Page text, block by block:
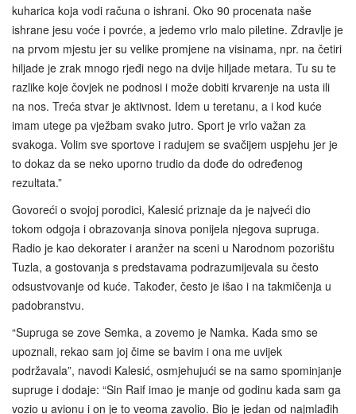
kuharica koja vodi računa o ishrani. Oko 90 procenata naše
ishrane jesu voće i povrće, a jedemo vrlo malo piletine. Zdravlje je
na prvom mjestu jer su velike promjene na visinama, npr. na četiri
hiljade je zrak mnogo rjeđi nego na dvije hiljade metara. Tu su te
razlike koje čovjek ne podnosi i može dobiti krvarenje na usta ili
na nos. Treća stvar je aktivnost. Idem u teretanu, a i kod kuće
imam utege pa vježbam svako jutro. Sport je vrlo važan za
svakoga. Volim sve sportove i radujem se svačijem uspjehu jer je
to dokaz da se neko uporno trudio da dođe do određenog
rezultata.”
Govoreći o svojoj porodici, Kalesić priznaje da je najveći dio
tokom odgoja i obrazovanja sinova ponijela njegova supruga.
Radio je kao dekorater i aranžer na sceni u Narodnom pozorištu
Tuzla, a gostovanja s predstavama podrazumijevala su često
odsustvovanje od kuće. Također, često je išao i na takmičenja u
padobranstvu.
“Supruga se zove Semka, a zovemo je Namka. Kada smo se
upoznali, rekao sam joj čime se bavim i ona me uvijek
podržavala”, navodi Kalesić, osmjehujući se na samo spominjanje
supruge i dodaje: “Sin Raif imao je manje od godinu kada sam ga
vozio u avionu i on je to veoma zavolio. Bio je jedan od najmlađih